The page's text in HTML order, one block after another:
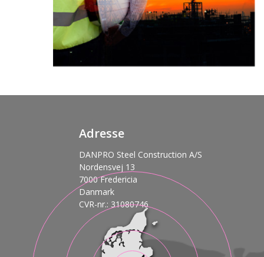
Adresse
DANPRO Steel Construction A/S
Nordensvej 13
7000 Fredericia
Danmark
CVR-nr.: 31080746